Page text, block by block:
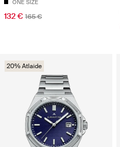
ONE SIZE
132 € 165 €
20% Atlaide